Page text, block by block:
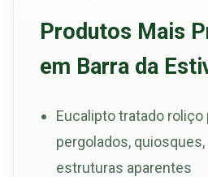
Produtos Mais
em Barra da
Eucalipto tratado roliço
pergolados,
estruturas aparentes